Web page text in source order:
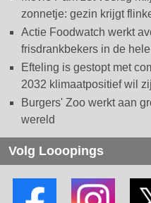
zonnetje: gezin krijgt
Actie Foodwatch werkt
frisdrankbekers in de
Efteling is gestopt met
2032 klimaatpositief wil
Burgers' Zoo werkt aan
wereld
Volg Looopings